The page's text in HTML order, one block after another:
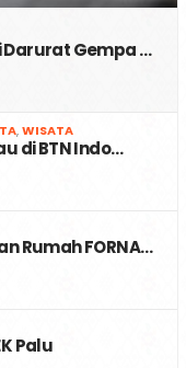
Darurat Gempa …
,WISATA
di BTN Indo…
Rumah FORNA…
Palu